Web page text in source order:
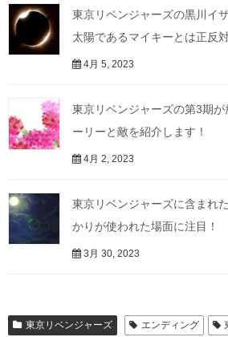
東京リベンジャーズの黒川イ
太陽であるマイキーとは正反
4月 5, 2023
東京リベンジャーズの第3期
ーリーと敵を紹介します！
4月 2, 2023
東京リベンジャーズに含まれ
かりが使われた場面に注目！
3月 30, 2023
東京リベンジャーズ エンディング